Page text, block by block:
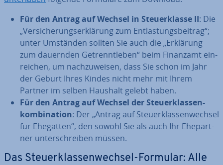
Für den Antrag auf Wechsel in Steu­er­klas­se II: Die
„Ver­si­che­rungs­er­klä­rung zum Ent­las­tungs­bei­trag“;
unter Umständen sollten Sie auch die „Erklärung
zum dauernden Ge­trennt­le­ben“ beim Finanzamt ein­
rei­chen, um nach­zu­wei­sen, dass Sie schon im Jahr
der Geburt Ihres Kindes nicht mehr mit Ihrem
Partner im selben Haushalt gelebt haben.
Für den Antrag auf Wechsel der Steu­er­klas­sen­
kom­bi­na­ti­on: Der „Antrag auf Steu­er­klas­sen­wech­sel
für Ehegatten“, den sowohl Sie als auch Ihr Ehe­part­
ner un­ter­schrei­ben müssen.
Das Steu­er­klas­sen­wech­sel-Formular: Alle